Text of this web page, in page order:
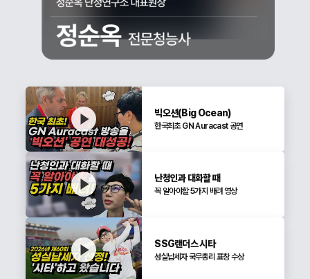
빅오션(Big Ocean)
한국최초 GN Auracast 공연
난청인과 대화할 때
꼭 알아야할 5가지 배려 영상
SSG랜더스 시타
성실납세자 국무총리 표창 수상